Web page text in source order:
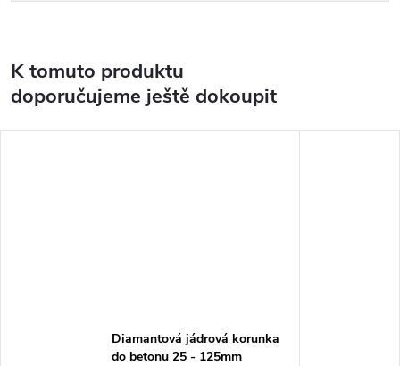
K tomuto produktu
doporučujeme ještě dokoupit
Diamantová jádrová korunka
do betonu 25 - 125mm